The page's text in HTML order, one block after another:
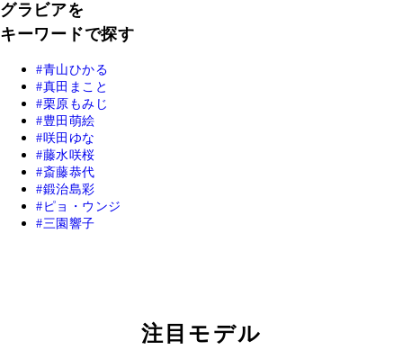
グラビアを
キーワードで探す
青山ひかる
真田まこと
栗原もみじ
豊田萌絵
咲田ゆな
藤水咲桜
斎藤恭代
鍛治島彩
ピョ・ウンジ
三園響子
注目モデル